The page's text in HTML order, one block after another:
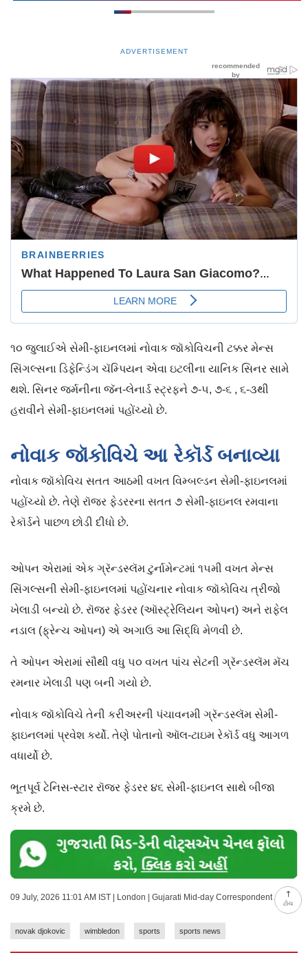
ટોચ
ADVERTISEMENT
૧૦ જુલાઈએ સેમી-ફાઇનલમાં નોવાક જૉકોવિચની ટક્કર મેન્સ
સિંગલ્સના ડિફેન્ડિંગ ચૅમ્પિયન એવા ઇટલીના યાનિક સિનર સામે
થશે. સિનર જર્મનીના જૅન-લેનાર્ડ સ્ટ્રફને ૭-૫, ૭-૬ , ૬-૩થી
હરાવીને સેમી-ફાઇનલમાં પહોંચ્યો છે.
નોવાક જૉકોવિચે આ રેકૉર્ડ બનાવ્યા
નોવાક જૉકોવિચ સતત આઠમી વખત વિમ્બલ્ડન સેમી-ફાઇનલમાં
પહોંચ્યો છે. તેણે રૉજર ફેડરરના સતત ૭ સેમી-ફાઇનલ રમવાના
રેકૉર્ડને પાછળ છોડી દીધો છે.
ઓપન એરામાં એક ગ્રૅન્ડસ્લૅમ ટુર્નામેન્ટમાં ૧૫મી વખત મેન્સ
સિંગલ્સની સેમી-ફાઇનલમાં પહોંચનાર નોવાક જૉકોવિચ ત્રીજો
ખેલાડી બન્યો છે. રૉજર ફેડરર (ઑસ્ટ્રેલિયન ઓપન) અને રાફેલ
નડાલ (ફ્રેન્ચ ઓપન) એ અગાઉ આ સિદ્ધિ મેળવી છે.
તે ઓપન એરામાં સૌથી વધુ ૫૦ વખત પાંચ સેટની ગ્રૅન્ડસ્લૅમ મૅચ
રમનાર ખેલાડી પણ બની ગયો છે.
નોવાક જૉકોવિચે તેની કરીઅરની પંચાવનમી ગ્રૅન્ડસ્લૅમ સેમી-
ફાઇનલમાં પ્રવેશ કર્યો. તેણે પોતાનો ઑલ-ટાઇમ રેકૉર્ડ વધુ આગળ
વધાર્યો છે.
ભૂતપૂર્વ ટેનિસ-સ્ટાર રૉજર ફેડરર ૪૬ સેમી-ફાઇનલ સાથે બીજા
ક્રમે છે.
09 July, 2026 11:01 AM IST | London | Gujarati Mid-day Correspondent
novak djokovic wimbledon sports sports news